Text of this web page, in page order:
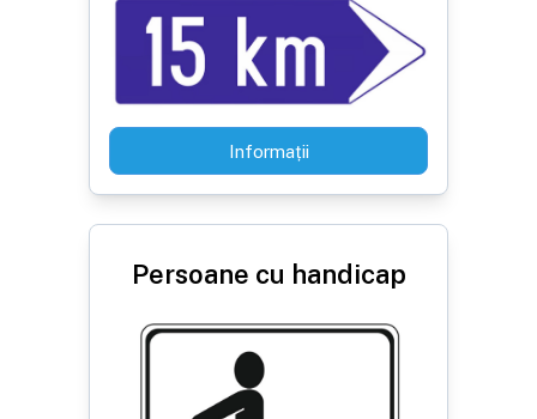
Informații
Persoane cu handicap